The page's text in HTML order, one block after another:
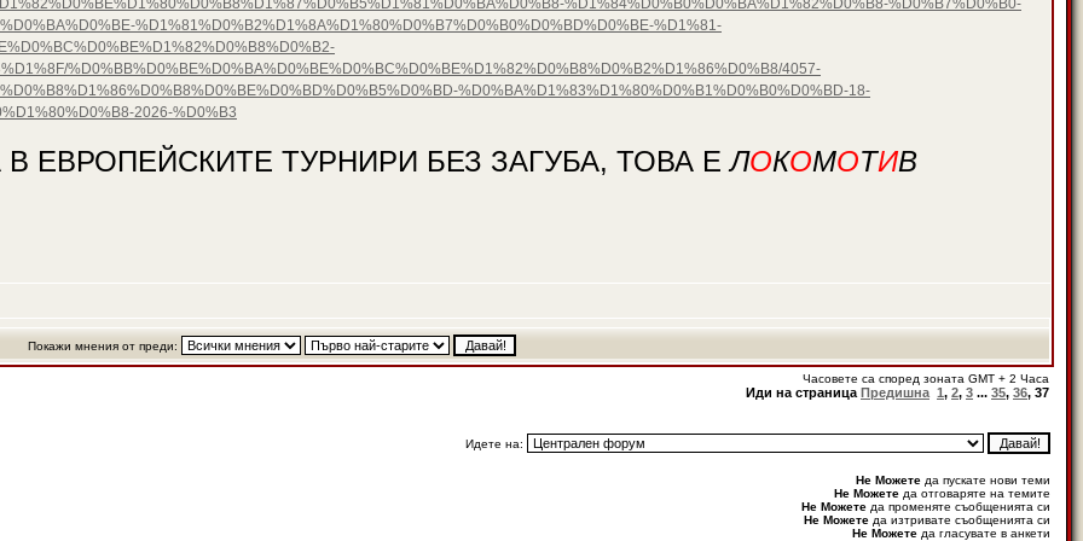
%D1%84%D0%B0%D0%BA%D1%82%D0%B8-%D0%B7%D0%B0-
%D1%81%D0%B2%D1%8A%D1%80%D0%B7%D0%B0%D0%BD%D0%BE-%D1%81-
%D0%BB%D0%BE%D0%BA%D0%BE%D0%BC%D0%BE%D1%82%D0%B8%D0%B2%D1%86%D0%B8/4057-
%D0%BA%D1%83%D1%80%D0%B1%D0%B0%D0%BD-18-
2026-%D0%B3
ЕВРОПЕЙСКИТЕ ТУРНИРИ БЕЗ ЗАГУБА, ТОВА ЕЛОКОМОТИВ
Покажи мнения от преди:
Часовете са според зоната GMT + 2 Часа
Иди на страница Предишна 1, 2, 3 ... 35, 36, 37
Идете на:
Не Можете да пускате нови теми
Не Можете да отговаряте на темите
Не Можете да променяте съобщенията си
Не Можете да изтривате съобщенията си
Не Можете да гласувате в анкети